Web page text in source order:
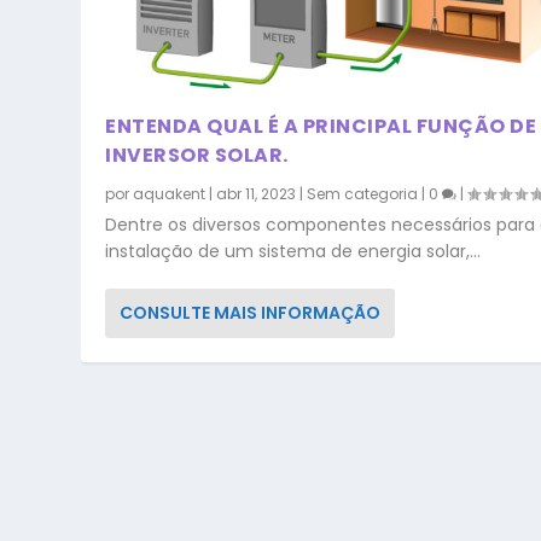
ENTENDA QUAL É A PRINCIPAL FUNÇÃO DE
INVERSOR SOLAR.
por aquakent | abr 11, 2023 | Sem categoria | 0 |
Dentre os diversos componentes necessários para
instalação de um sistema de energia solar,...
CONSULTE MAIS INFORMAÇÃO